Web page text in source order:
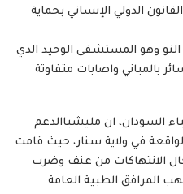
الدولي الإنساني بحماية
وهو المستشفى الوحيد الذي
بالمباني واصابات متفاوتة
شبكة أطباء السودان، ان مليشياالدعم
في ولاية سنار، حيث قامت
الانتهاكات من عنف وضرب
المرافق الطبية العامة